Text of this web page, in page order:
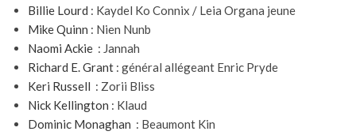
Billie Lourd : Kaydel Ko Connix / Leia Organa jeune
Mike Quinn : Nien Nunb
Naomi Ackie : Jannah
Richard E. Grant : général allégeant Enric Pryde
Keri Russell : Zorii Bliss
Nick Kellington : Klaud
Dominic Monaghan : Beaumont Kin